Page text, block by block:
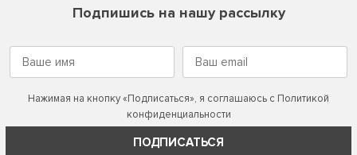
Подпишись на нашу рассылку
Нажимая на кнопку «Подписаться», я соглашаюсь с Политикой
конфиденциальности
ПОДПИСАТЬСЯ